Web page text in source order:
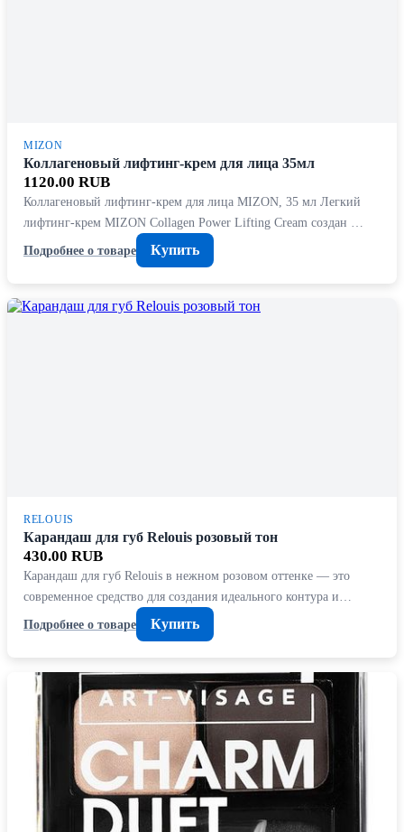
MIZON
Коллагеновый лифтинг-крем для лица 35мл
1120.00 RUB
Коллагеновый лифтинг-крем для лица MIZON, 35 мл Легкий
лифтинг-крем MIZON Collagen Power Lifting Cream создан …
Подробнее о товаре
Купить
RELOUIS
Карандаш для губ Relouis розовый тон
430.00 RUB
Карандаш для губ Relouis в нежном розовом оттенке — это
современное средство для создания идеального контура и…
Подробнее о товаре
Купить